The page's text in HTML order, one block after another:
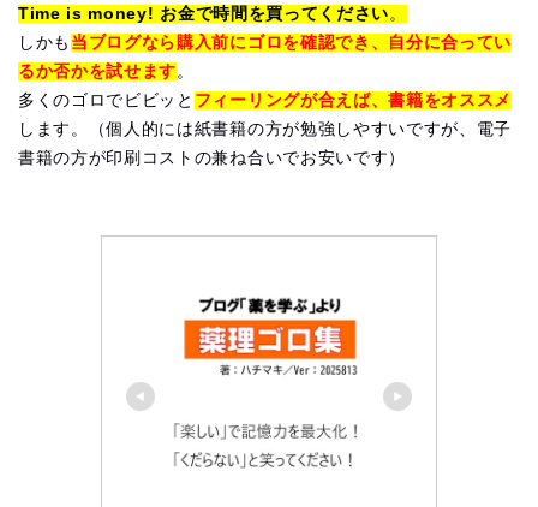
Time is money! お金で時間を買ってください 。
しかも 当ブログなら購入前にゴロを確認でき、自分に合ってい
るか否かを試せます 。
多くのゴロでビビッと フィーリングが合えば、書籍をオススメ
します。（個人的には紙書籍の方が勉強しやすいですが、電子
書籍の方が印刷コストの兼ね合いでお安いです）